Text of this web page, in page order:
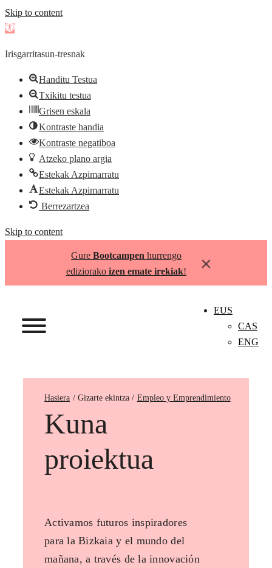
Skip to content
Open
Irisgarritasun-tresnak
Handitu Testua
Txikitu testua
Grisen eskala
Kontraste handia
Kontraste negatiboa
Atzeko plano argia
Estekak Azpimarratu
Estekak Azpimarratu
Berrezartzea
Skip to content
Gure Bootcampen hurrengo
ediziorako izen emate irekiak! ×
EUS
CAS
ENG
Hasiera Empleo y Emprendimiento
Kuna
proiektua
Activamos futuros inspiradores
para la Bizkaia y el mundo del
mañana, a través de la innovación